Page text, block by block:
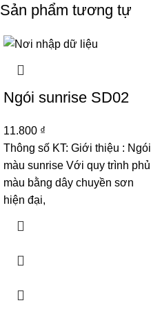
Sản phẩm tương tự
Ngói sunrise SD02
11.800 ₫
Thông số KT: Giới thiệu : Ngói
màu sunrise Với quy trình phủ
màu bằng dây chuyền sơn
hiện đại,